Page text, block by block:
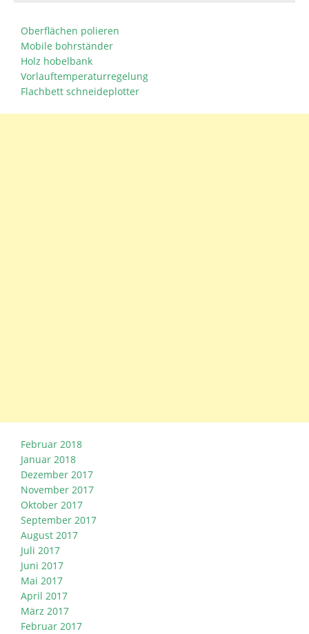
Oberflächen polieren
Mobile bohrständer
Holz hobelbank
Vorlauftemperaturregelung
Flachbett schneideplotter
Februar 2018
Januar 2018
Dezember 2017
November 2017
Oktober 2017
September 2017
August 2017
Juli 2017
Juni 2017
Mai 2017
April 2017
März 2017
Februar 2017